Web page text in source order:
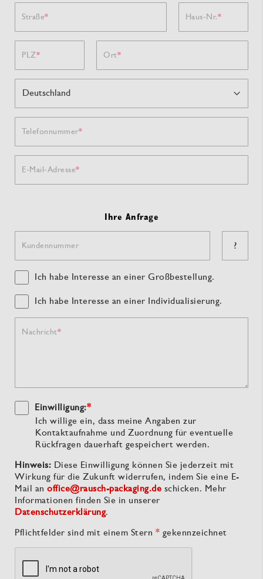
Straße Haus-Nr.
PLZ Ort
Telefonnummer
E-Mail-Adresse
Ihre Anfrage
Kundennummer ?
Ich habe Interesse an einer Großbestellung.
Ich habe Interesse an einer Individualisierung.
Nachricht
Einwilligung:*
Ich willige ein, dass meine Angaben zur
Kontaktaufnahme und Zuordnung für eventuelle
Rückfragen dauerhaft gespeichert werden.
Hinweis: Diese Einwilligung können Sie jederzeit mit
Wirkung für die Zukunft widerrufen, indem Sie eine E-
Mail an office@rausch-packaging.de schicken. Mehr
Informationen finden Sie in unserer
Datenschutzerklärung.
Pflichtfelder sind mit einem Stern * gekennzeichnet